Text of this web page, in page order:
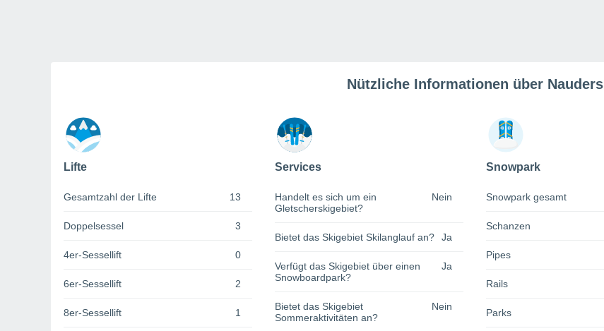
Nützliche Informationen über Nauders
Lifte
Gesamtzahl der Lifte 13
Doppelsessel 3
4er-Sessellift 0
6er-Sessellift 2
8er-Sessellift 1
Services
Handelt es sich um ein
Gletscherskigebiet?
Nein
Bietet das Skigebiet Skilanglauf an? Ja
Verfügt das Skigebiet über einen
Snowboardpark?
Ja
Bietet das Skigebiet
Sommeraktivitäten an?
Nein
Snowpark
Snowpark gesamt
Schanzen
Pipes
Rails
Parks